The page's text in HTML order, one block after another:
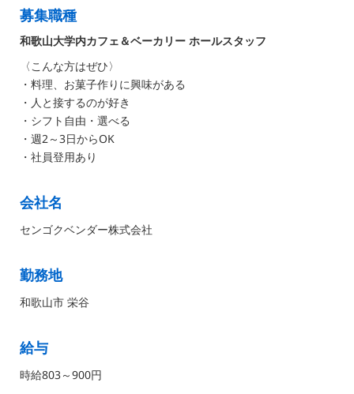
募集職種
和歌山大学内カフェ＆ベーカリー ホールスタッフ
〈こんな方はぜひ〉
・料理、お菓子作りに興味がある
・人と接するのが好き
・シフト自由・選べる
・週2～3日からOK
・社員登用あり
会社名
センゴクベンダー株式会社
勤務地
和歌山市 栄谷
給与
時給803～900円